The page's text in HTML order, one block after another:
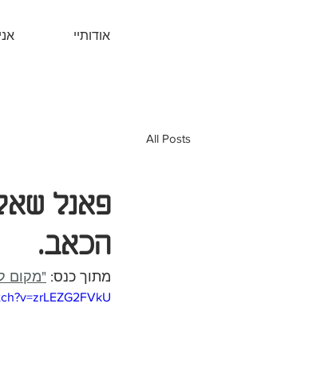
אודותיי
All Posts
פאנל
הכאב.
מתוך כנס: "מקום